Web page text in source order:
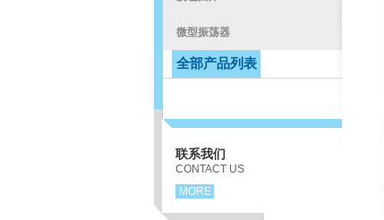
微型振荡器
全部产品列表
联系我们
CONTACT US
MORE